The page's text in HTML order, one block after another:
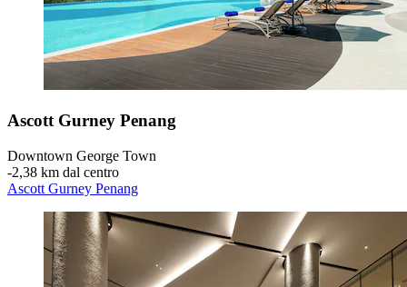
Ascott Gurney Penang
Downtown George Town
‐2,38 km dal centro
Ascott Gurney Penang